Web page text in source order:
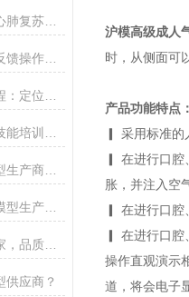
急救训练假人的功能特点与心肺复苏实操应用
人体心肺复苏模拟人：精准反馈操作，助力急救培训提质
实验室到实训课堂：护理人模型生产企业的产品落地与用户反馈
供应商？
沪模高级成人
时，从侧面可
产品功能特点
▎ 采用标准的
▎ 在进行口腔
胀，并注入空
▎ 在进行口腔
▎ 在进行口腔
操作直观演示
道，将会电子